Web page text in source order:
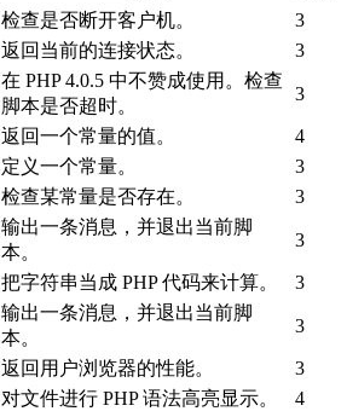
检查是否断开客户机。
3
返回当前的连接状态。 3
在 PHP 4.0.5 中不赞成使用。检查
脚本是否超时。
3
返回一个常量的值。
4
定义一个常量。
3
检查某常量是否存在。 3
输出一条消息，并退出当前脚
本。
3
把字符串当成 PHP 代码来计算。 3
输出一条消息，并退出当前脚
本。
3
返回用户浏览器的性能。
3
对文件进行 PHP 语法高亮显示。 4